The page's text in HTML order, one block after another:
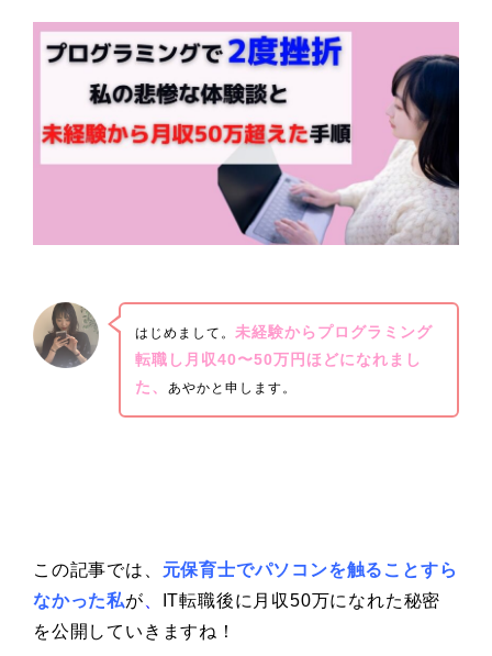
はじめまして。 未経験からプログラミング
転職し月収40〜50万円ほどになれまし
た、 あやかと申します。
この記事では、 元保育士でパソコンを触ることすら
なかった私が
IT転職後に月収50万になれた秘密
を公開していきますね！